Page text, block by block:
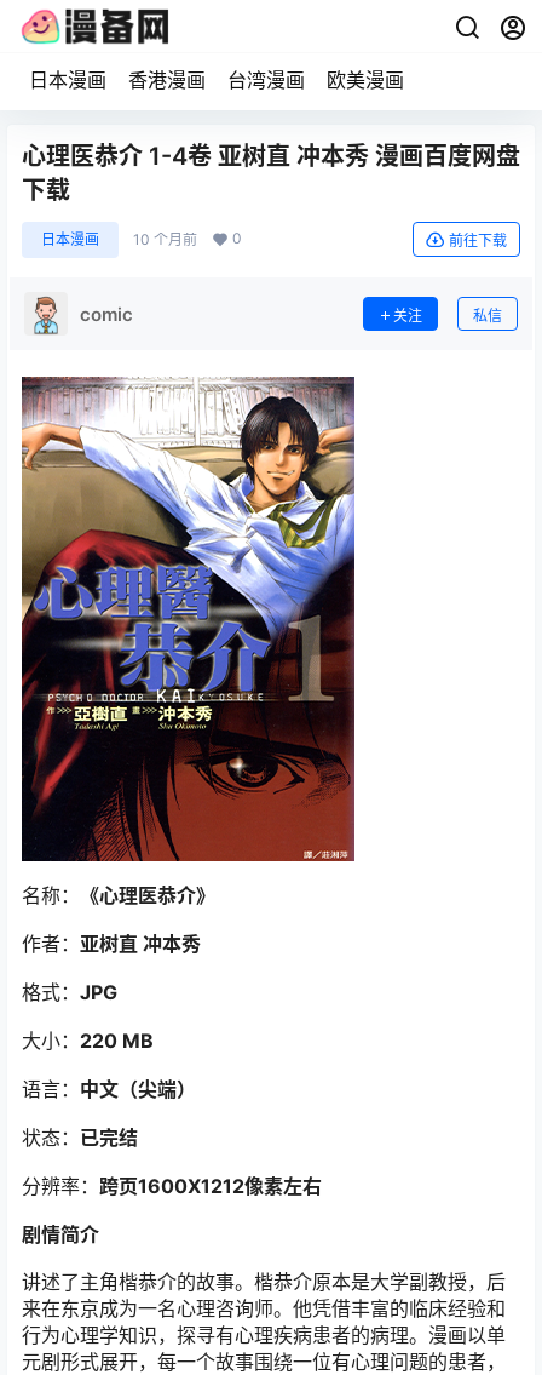
日本漫画 香港漫画 台湾漫画 欧美漫画
心理医恭介 1-4卷 亚树直 冲本秀 漫画百度网盘
下载
日本漫画 10 个月前 0 前往下载
comic 关注 私信
名称： 《心理医恭介》
作者： 亚树直 冲本秀
格式： JPG
大小： 220 MB
语言： 中文（尖端）
状态： 已完结
分辨率： 跨页1600X1212像素左右
剧情简介
讲述了主角楷恭介的故事。楷恭介原本是大学副教授，后
来在东京成为一名心理咨询师。他凭借丰富的临床经验和
行为心理学知识，探寻有心理疾病患者的病理。漫画以单
元剧形式展开，每一个故事围绕一位有心理问题的患者，